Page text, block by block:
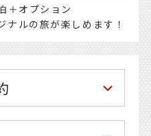
＋オプション
ナルの旅が楽しめます！